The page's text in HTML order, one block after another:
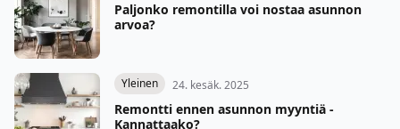
Paljonko remontilla voi nostaa asunnon
arvoa?
Yleinen 24. kesäk. 2025
Remontti ennen asunnon myyntiä -
Kannattaako?